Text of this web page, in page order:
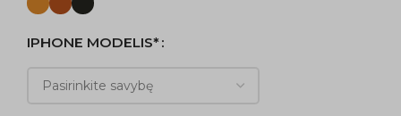
IPHONE MODELIS*